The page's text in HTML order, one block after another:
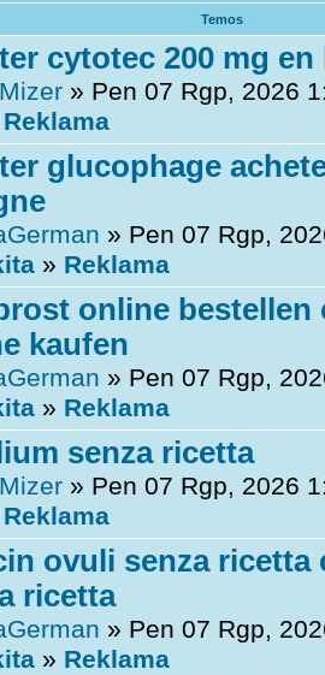
Temos
cytotec 200 mg en
» Pen 07 Rgp, 2026
Reklama
glucophage
» Pen 07 Rgp,
» Reklama
online bestellen
kaufen
» Pen 07 Rgp,
» Reklama
senza ricetta
» Pen 07 Rgp, 2026
Reklama
ovuli senza ricetta
ricetta
» Pen 07 Rgp,
» Reklama